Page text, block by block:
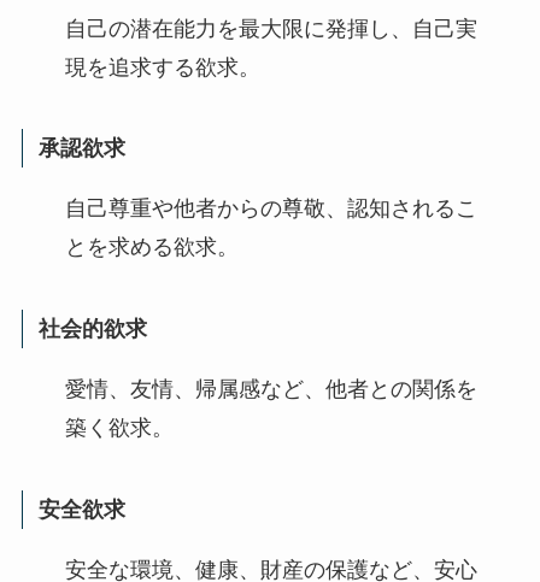
自己の潜在能力を最大限に発揮し、自己実
現を追求する欲求。
承認欲求
自己尊重や他者からの尊敬、認知されるこ
とを求める欲求。
社会的欲求
愛情、友情、帰属感など、他者との関係を
築く欲求。
安全欲求
安全な環境、健康、財産の保護など、安心